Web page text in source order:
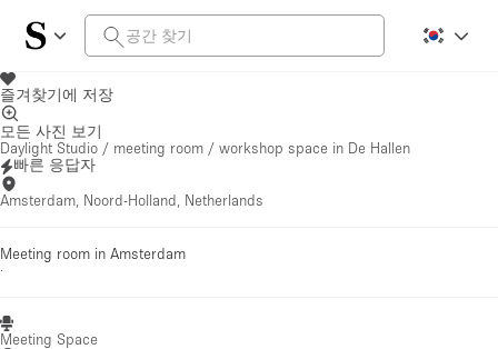
즐겨찾기에 저장
모든 사진 보기
Daylight Studio / meeting room / workshop space in De Hallen
빠른 응답자
Amsterdam, Noord-Holland, Netherlands
Meeting room in Amsterdam
·
Meeting Space